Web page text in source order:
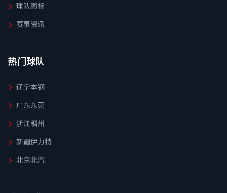
球队图标
赛事资讯
热门球队
辽宁本钢
广东东莞
浙江稠州
新疆伊力特
北京北汽